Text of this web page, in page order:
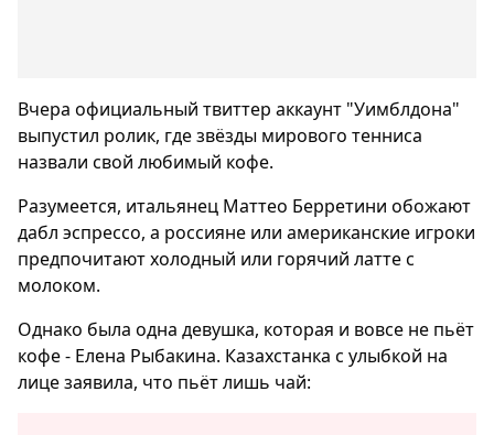
Вчера официальный твиттер аккаунт "Уимблдона"
выпустил ролик, где звёзды мирового тенниса
назвали свой любимый кофе.
Разумеется, итальянец Маттео Берретини обожают
дабл эспрессо, а россияне или американские игроки
предпочитают холодный или горячий латте с
молоком.
Однако была одна девушка, которая и вовсе не пьёт
кофе - Елена Рыбакина. Казахстанка с улыбкой на
лице заявила, что пьёт лишь чай: